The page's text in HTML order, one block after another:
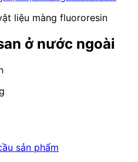
liệu màng fluororesin
ở nước ngoài
sản phẩm